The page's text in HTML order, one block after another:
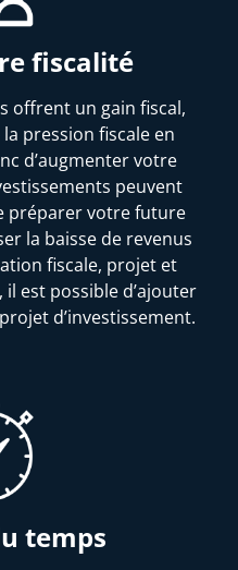
fiscalité
offrent un gain fiscal,
pression fiscale en
d’augmenter votre
peuvent
préparer votre future
la baisse de revenus
fiscale, projet et
est possible d’ajouter
d’investissement.
temps